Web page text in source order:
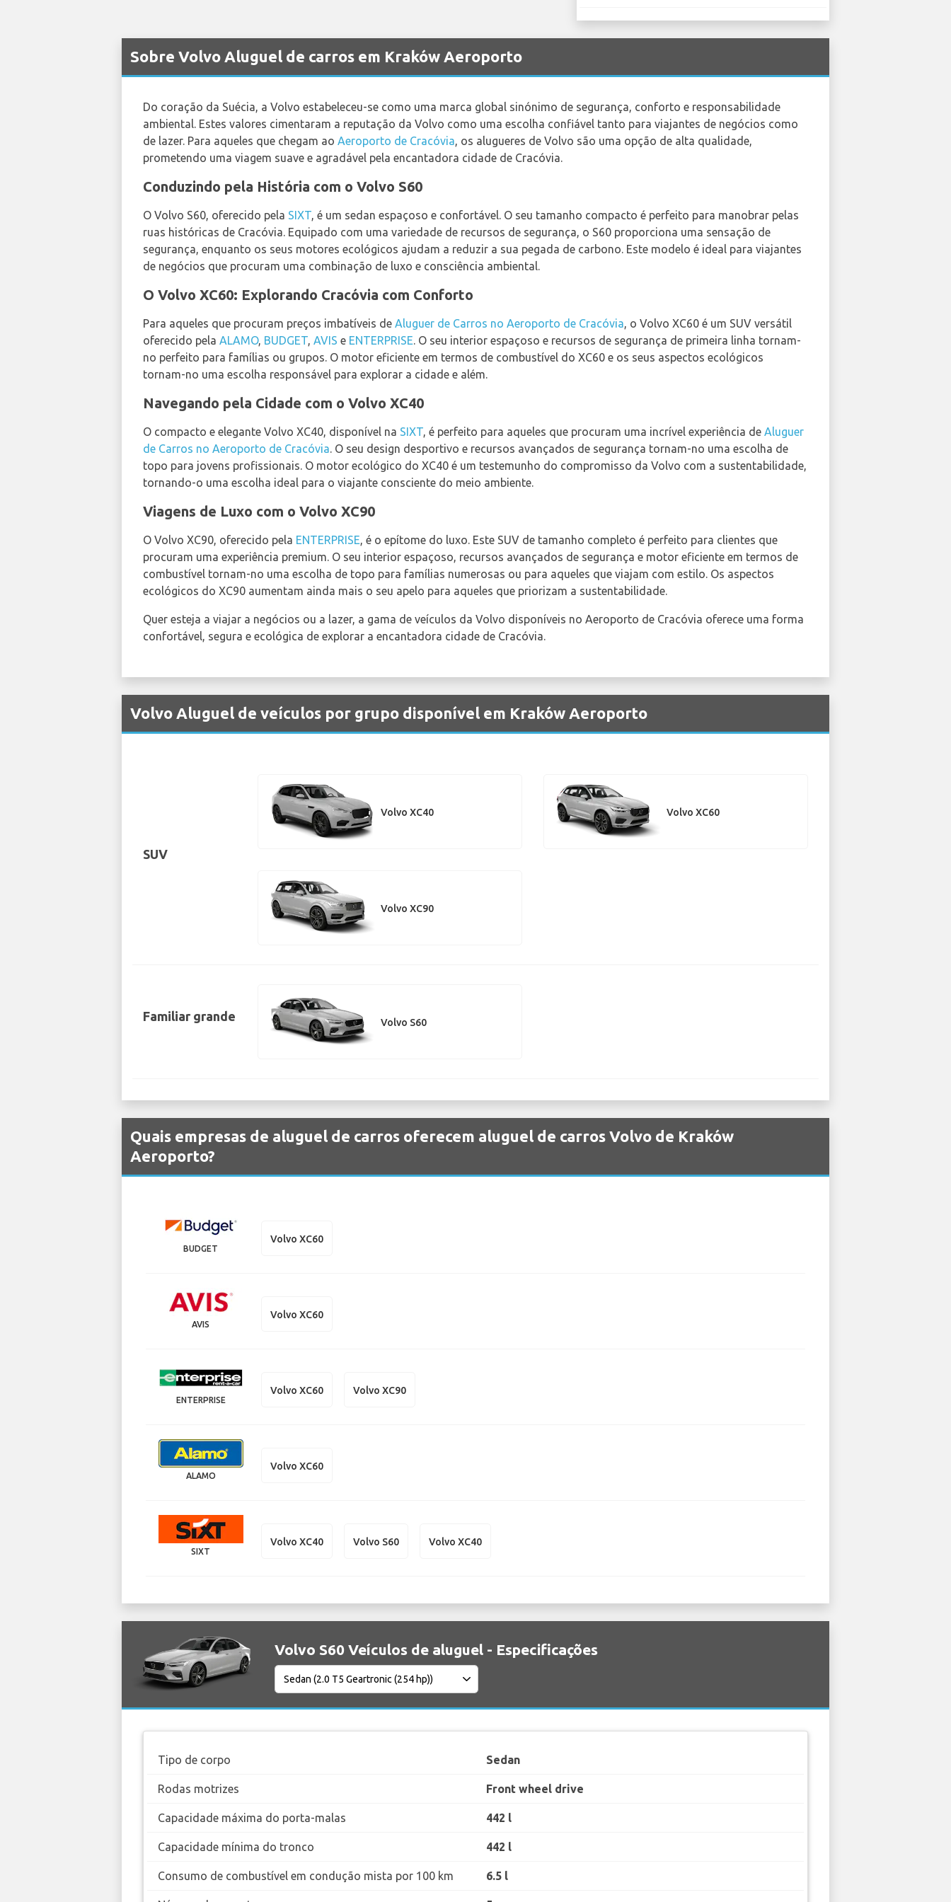
Sobre Volvo Aluguel de carros em Kraków Aeroporto
Do coração da Suécia, a Volvo estabeleceu-se como uma marca global sinónimo de segurança, conforto e responsabilidade
ambiental. Estes valores cimentaram a reputação da Volvo como uma escolha confiável tanto para viajantes de negócios como
de lazer. Para aqueles que chegam ao Aeroporto de Cracóvia, os alugueres de Volvo são uma opção de alta qualidade,
prometendo uma viagem suave e agradável pela encantadora cidade de Cracóvia.
Conduzindo pela História com o Volvo S60
O Volvo S60, oferecido pela SIXT, é um sedan espaçoso e confortável. O seu tamanho compacto é perfeito para manobrar pelas
ruas históricas de Cracóvia. Equipado com uma variedade de recursos de segurança, o S60 proporciona uma sensação de
segurança, enquanto os seus motores ecológicos ajudam a reduzir a sua pegada de carbono. Este modelo é ideal para viajantes
de negócios que procuram uma combinação de luxo e consciência ambiental.
O Volvo XC60: Explorando Cracóvia com Conforto
Para aqueles que procuram preços imbatíveis de Aluguer de Carros no Aeroporto de Cracóvia, o Volvo XC60 é um SUV versátil
oferecido pela ALAMO, BUDGET, AVIS e ENTERPRISE. O seu interior espaçoso e recursos de segurança de primeira linha tornam-
no perfeito para famílias ou grupos. O motor eficiente em termos de combustível do XC60 e os seus aspectos ecológicos
tornam-no uma escolha responsável para explorar a cidade e além.
Navegando pela Cidade com o Volvo XC40
O compacto e elegante Volvo XC40, disponível na SIXT, é perfeito para aqueles que procuram uma incrível experiência de Aluguer
de Carros no Aeroporto de Cracóvia. O seu design desportivo e recursos avançados de segurança tornam-no uma escolha de
topo para jovens profissionais. O motor ecológico do XC40 é um testemunho do compromisso da Volvo com a sustentabilidade,
tornando-o uma escolha ideal para o viajante consciente do meio ambiente.
Viagens de Luxo com o Volvo XC90
O Volvo XC90, oferecido pela ENTERPRISE, é o epítome do luxo. Este SUV de tamanho completo é perfeito para clientes que
procuram uma experiência premium. O seu interior espaçoso, recursos avançados de segurança e motor eficiente em termos de
combustível tornam-no uma escolha de topo para famílias numerosas ou para aqueles que viajam com estilo. Os aspectos
ecológicos do XC90 aumentam ainda mais o seu apelo para aqueles que priorizam a sustentabilidade.
Quer esteja a viajar a negócios ou a lazer, a gama de veículos da Volvo disponíveis no Aeroporto de Cracóvia oferece uma forma
confortável, segura e ecológica de explorar a encantadora cidade de Cracóvia.
Volvo Aluguel de veículos por grupo disponível em Kraków Aeroporto
SUV
Volvo XC40 Volvo XC60
Volvo XC90
Familiar grande Volvo S60
Quais empresas de aluguel de carros oferecem aluguel de carros Volvo de Kraków
Aeroporto?
BUDGET
Volvo XC60
AVIS
Volvo XC60
ENTERPRISE
Volvo XC60 Volvo XC90
ALAMO
Volvo XC60
SIXT
Volvo XC40 Volvo S60 Volvo XC40
Volvo S60 Veículos de aluguel - Especificações
Tipo de corpo Sedan
Rodas motrizes Front wheel drive
Capacidade máxima do porta-malas 442 l
Capacidade mínima do tronco 442 l
Consumo de combustível em condução mista por 100 km 6.5 l